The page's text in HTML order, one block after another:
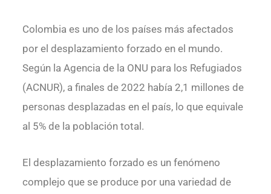
Colombia es uno de los países más afectados
por el desplazamiento forzado en el mundo.
Según la Agencia de la ONU para los Refugiados
(ACNUR), a finales de 2022 había 2,1 millones de
personas desplazadas en el país, lo que equivale
al 5% de la población total.
El desplazamiento forzado es un fenómeno
complejo que se produce por una variedad de